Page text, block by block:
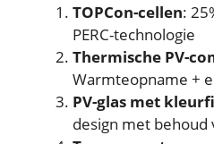
TOPCon-cellen:
PERC-technologie
Thermische PV-
Warmteopname +
PV-glas met
design met behoud